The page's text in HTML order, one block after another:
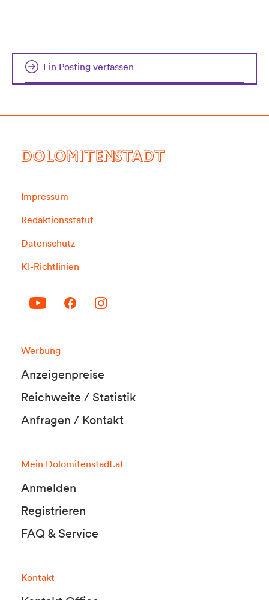
Ein Posting verfassen
DOLOMITENSTADT
Impressum
Redaktionsstatut
Datenschutz
KI-Richtlinien
Werbung
Anzeigenpreise
Reichweite / Statistik
Anfragen / Kontakt
Mein Dolomitenstadt.at
Anmelden
Registrieren
FAQ & Service
Kontakt